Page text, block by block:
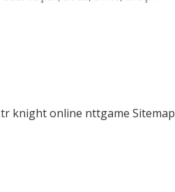
knight online nttgame Sitemap